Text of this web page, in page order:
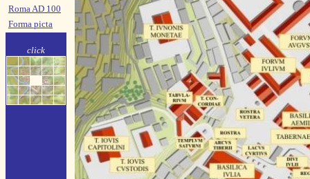
Roma AD 100
Forma picta
click